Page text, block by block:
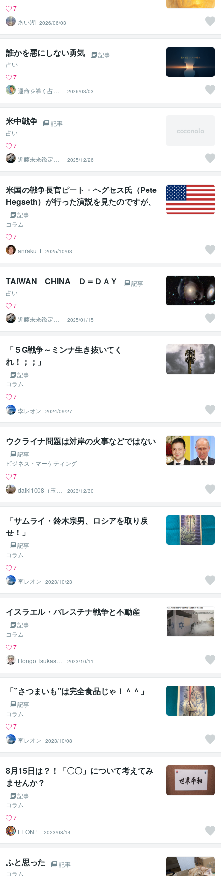
7
あい湖
2026/06/03
誰かを悪にしない勇気
記事
占い
7
運命を導く占い
師⭐天音⭐ Aman
e
2026/03/03
米中戦争
記事
占い
7
近藤未来鑑定
近藤 光 【移転
済】
2025/12/26
米国の戦争長官ピート・ヘグセス氏（Pete
Hegseth）が行った演説を見たのですが、
あの緊張感がすごかった。
記事
コラム
7
anraku_t 2025/10/03
TAIWAN CHINA Ｄ＝ＤＡＹ
記事
占い
7
近藤未来鑑定
近藤 光 【移転
済】
2025/01/15
「５G戦争～ミンナ生き抜いてく
れ！；；」
記事
コラム
7
李レオン
2024/09/27
ウクライナ問題は対岸の火事などではない
記事
ビジネス・マーケティング
7
daiki1008（玉井
2023/12/30
「サムライ・鈴木宗男、ロシアを取り戻
せ！」
記事
コラム
7
李レオン
2023/10/23
イスラエル・パレスチナ戦争と不動産
記事
コラム
7
Hongo Tsukasa
（本郷 司）
2023/10/11
「”さつまいも”は完全食品じゃ！＾＾」
記事
コラム
7
李レオン
2023/10/08
8月15日は？！「〇〇」について考えてみ
ませんか？
記事
コラム
7
LEON１
2023/08/14
ふと思った
記事
コラム